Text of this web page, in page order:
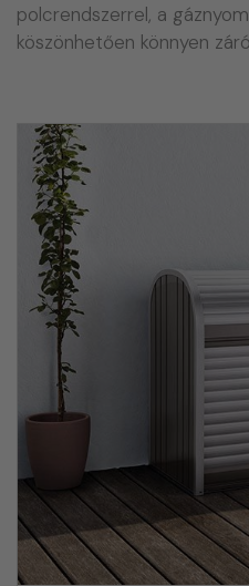
polcrendszerrel, a
köszönhetően könnyen